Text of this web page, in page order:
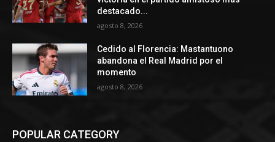
destacado...
agosto 8, 2026
Cedido al Florencia: Mastantuono
abandona el Real Madrid por el
momento
agosto 8, 2026
POPULAR CATEGORY